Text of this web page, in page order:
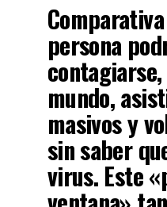
persona
mundo,
masivos y
sin saber
virus. Este